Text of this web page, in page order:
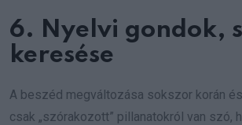
6. Nyelvi gondok,
keresése
A beszéd megváltozása sokszor korán
csak „szórakozott” pillanatokról van szó,